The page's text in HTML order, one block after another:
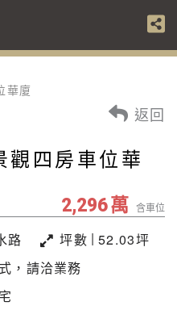
華廈
返回
四房車位華
2,296萬 含車位
路 坪數 | 52.03坪
，請洽業務